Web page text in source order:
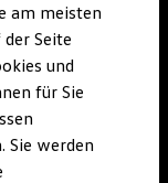
Updates
am meisten
Seite
und
für Sie
Sie werden